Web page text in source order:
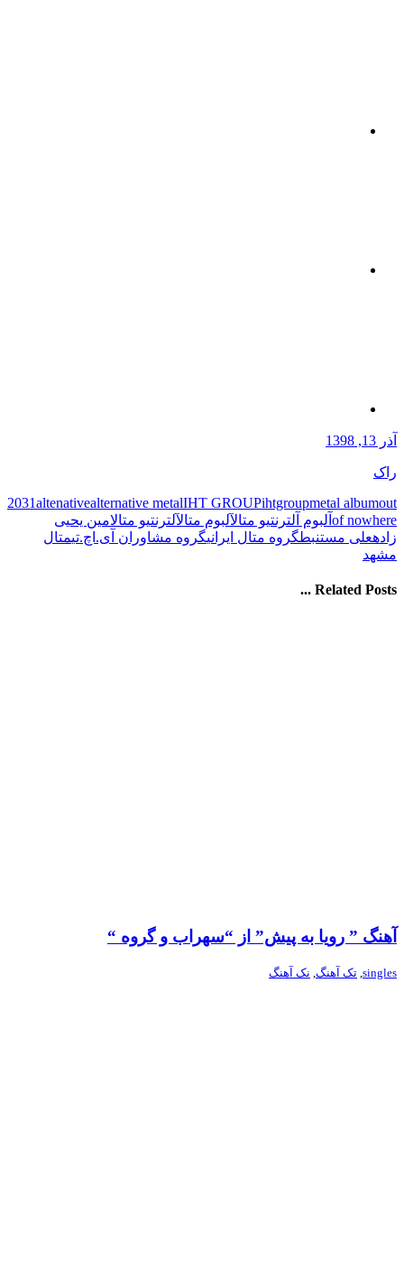
آذر 13, 1398
راک
2031altenativealternative metalIHT GROUPihtgroupmetal albumout
of nowhere آلبوم آلترنتیو متالآلبوم متالآلترنتیو متالامین یحیی
زادهعلی مستنبطگروه متال ایرانیگروه مشاوران آی.اچ.تیمتال
مشهد
Related Posts ...
آهنگ ” رویا به پیش” از “سهراب و گروه “
singles تک آهنگ نک آهنگ